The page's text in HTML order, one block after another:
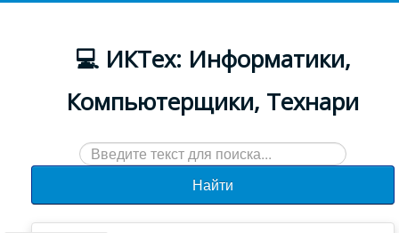
💻 ИКТех: Информатики,
Компьютерщики, Технари
Искать...
Найти